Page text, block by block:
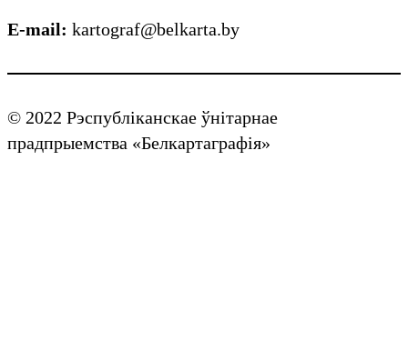
E-mail: kartograf@belkarta.by
© 2022 Рэспубліканскае ўнітарнае
прадпрыемства «Белкартаграфія»